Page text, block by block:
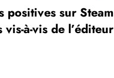
positives sur Steam
à-vis de l’éditeur